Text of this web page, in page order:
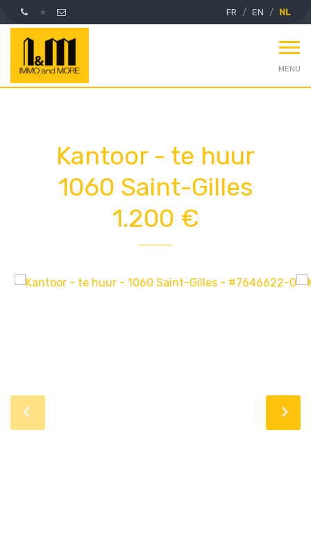
FR EN NL
MENU
Kantoor - te huur
1060 Saint-Gilles
1.200 €